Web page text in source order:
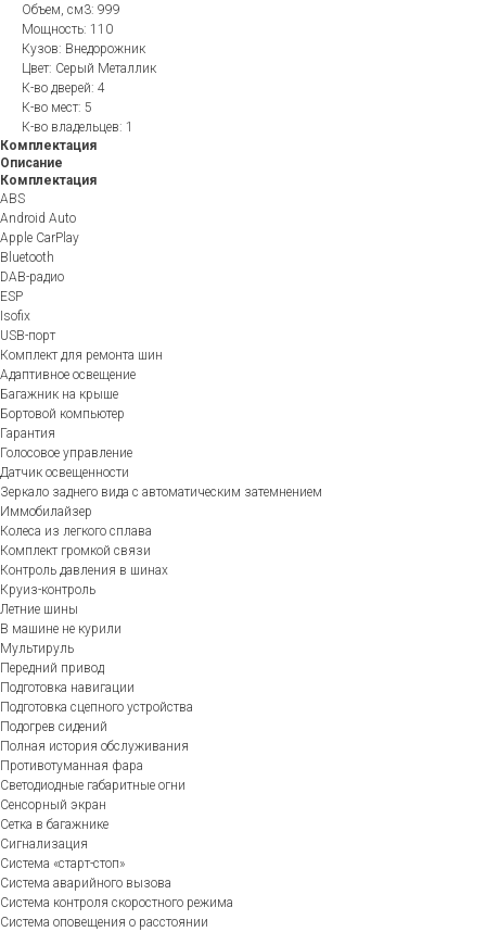
Объем, см3: 999
Мощность: 110
Кузов: Внедорожник
Цвет: Серый Металлик
К-во дверей: 4
К-во мест: 5
К-во владельцев: 1
Комплектация
Описание
Комплектация
ABS
Android Auto
Apple CarPlay
Bluetooth
DAB-радио
ESP
Isofix
USB-порт
Комплект для ремонта шин
Адаптивное освещение
Багажник на крыше
Бортовой компьютер
Гарантия
Голосовое управление
Датчик освещенности
Зеркало заднего вида с автоматическим затемнением
Иммобилайзер
Колеса из легкого сплава
Комплект громкой связи
Контроль давления в шинах
Круиз-контроль
Летние шины
В машине не курили
Мультируль
Передний привод
Подготовка навигации
Подготовка сцепного устройства
Подогрев сидений
Полная история обслуживания
Противотуманная фара
Светодиодные габаритные огни
Сенсорный экран
Сетка в багажнике
Сигнализация
Система «старт-стоп»
Система аварийного вызова
Система контроля скоростного режима
Система оповещения о расстоянии